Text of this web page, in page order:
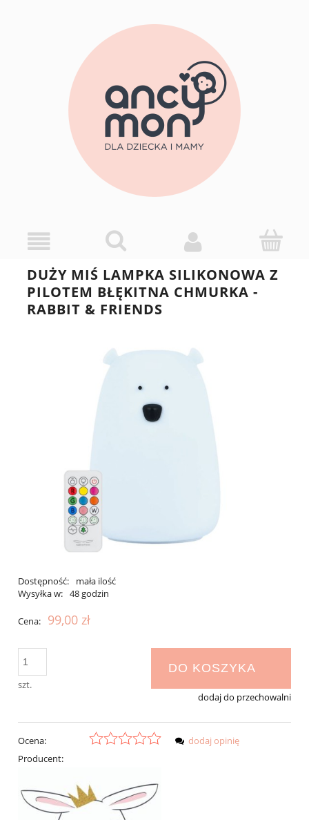
DUŻY MIŚ LAMPKA SILIKONOWA Z
PILOTEM BŁĘKITNA CHMURKA -
RABBIT & FRIENDS
Dostępność:
mała ilość
Wysyłka w: 48 godzin
Cena: 99,00 zł
szt.
DO KOSZYKA
dodaj do przechowalni
Ocena:
Producent:
dodaj opinię